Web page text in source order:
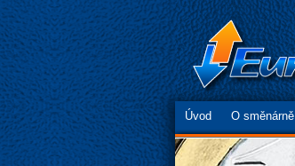
Úvod O směnárně